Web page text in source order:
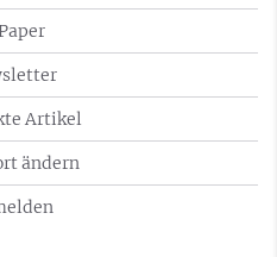
Artikel
ändern